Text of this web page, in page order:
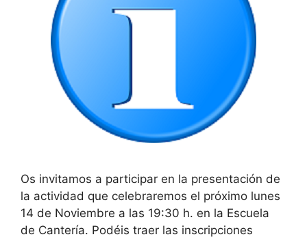
Os invitamos a participar en la presentación de
la actividad que celebraremos el próximo lunes
14 de Noviembre a las 19:30 h. en la Escuela
de Cantería. Podéis traer las inscripciones